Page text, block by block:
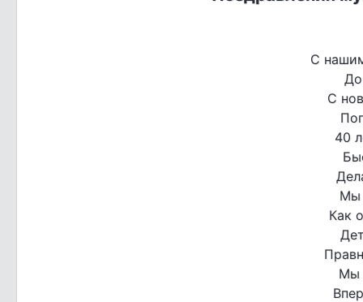
С
С
40
Мы
Как
Мы